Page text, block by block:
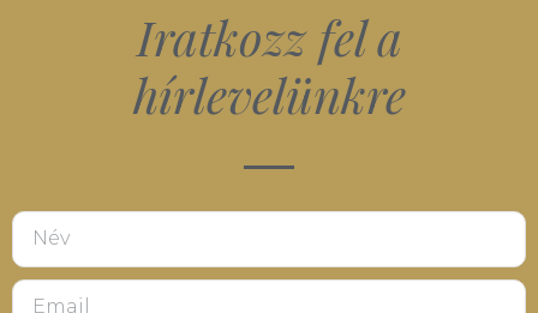
Iratkozz fel a
hírlevelünkre